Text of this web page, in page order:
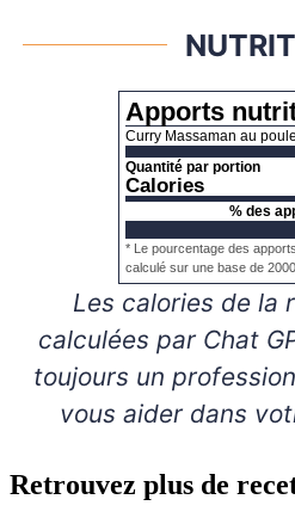
Apports
Curry Massaman au
Quantité par portion
Calories
% des
* Le pourcentage des
calculé sur une base de
Les calories de la recette ont été
calculées par Chat
toujours un
vous aider dans
Retrouvez plus de